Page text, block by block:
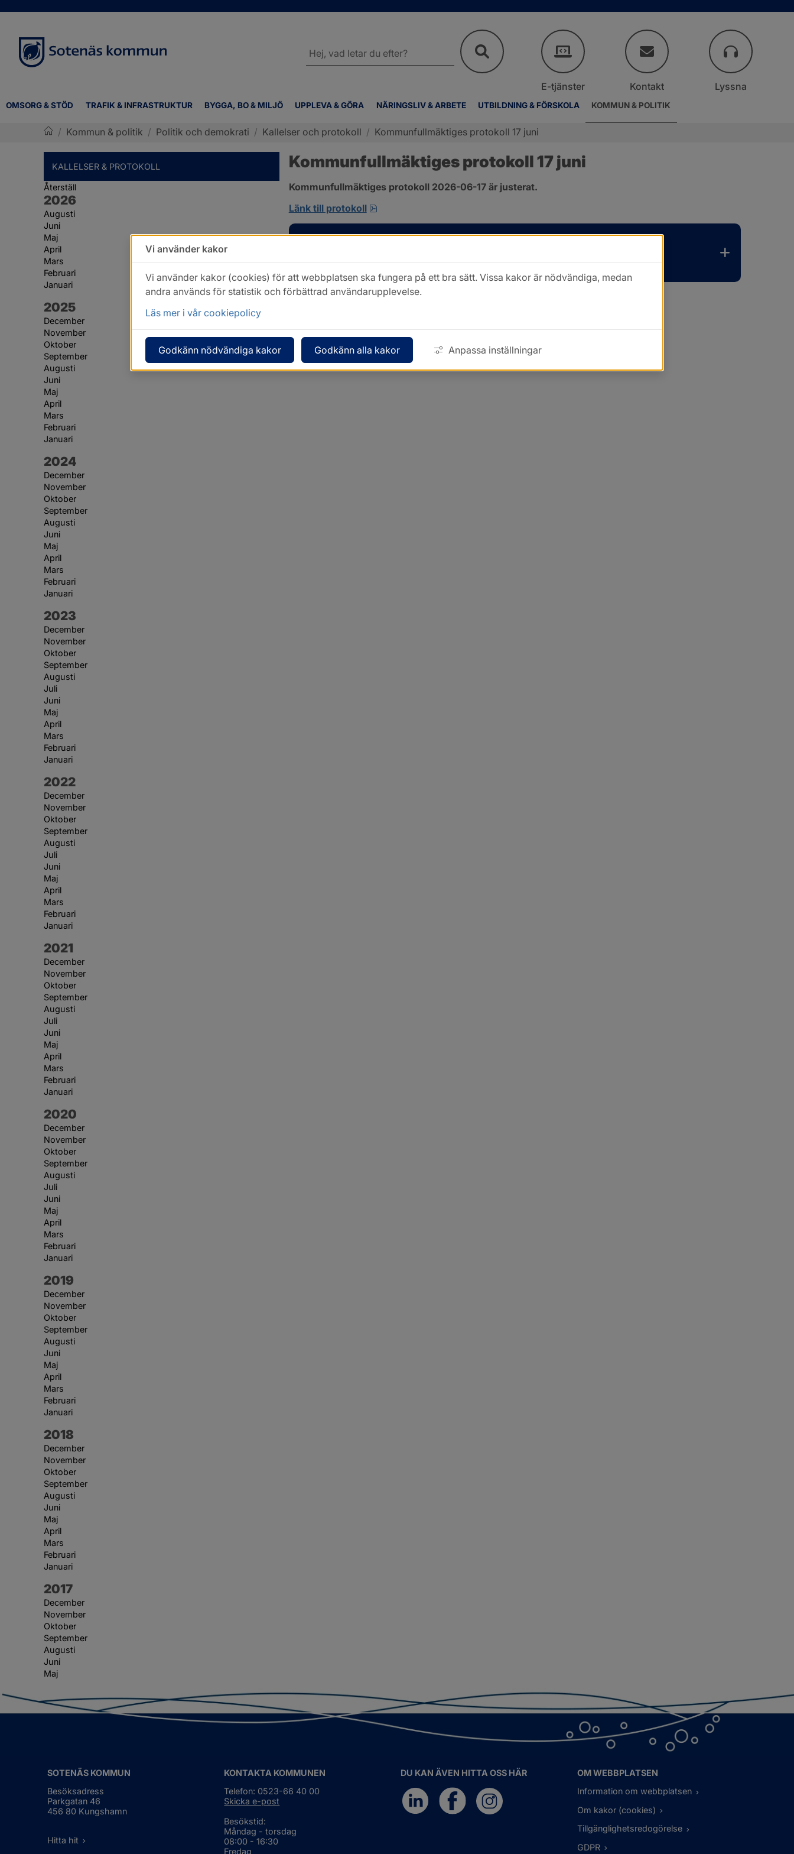
OMSORG & STÖD TRAFIK & INFRASTRUKTUR BYGGA, BO & MILJÖ UPPLEVA & GÖRA NÄRINGSLIV & ARBETE UTBILDNING & FÖRSKOLA KOMMUN & POLITIK
webbplatsen
E-tjänster Kontakt Lyssna
/ Kommun & politik / Politik och demokrati / Kallelser och protokoll / Kommunfullmäktiges protokoll 17 juni
KALLELSER & PROTOKOLL
Återställ
År:
2026
Augusti
Juni
Maj
April
Mars
Februari
Januari
År:
2025
December
November
Oktober
September
Augusti
Juni
Maj
April
Mars
Februari
Januari
År:
2024
December
November
Oktober
September
Augusti
Juni
Maj
April
Mars
Februari
Januari
År:
2023
December
November
Oktober
September
Augusti
Juli
Juni
Maj
April
Mars
Februari
Januari
År:
2022
December
November
Oktober
September
Augusti
Juli
Juni
Maj
April
Mars
Februari
Januari
År:
2021
December
November
Oktober
September
Augusti
Juli
Juni
Maj
April
Mars
Februari
Januari
År:
2020
December
November
Oktober
September
Augusti
Juli
Juni
Maj
April
Mars
Februari
Januari
År:
2019
December
November
Oktober
September
Augusti
Juni
Maj
April
Mars
Februari
Januari
År:
2018
December
November
Oktober
September
Augusti
Juni
Maj
April
Mars
Februari
Januari
År:
2017
December
November
Oktober
September
Augusti
Juni
Maj
Kommunfullmäktiges protokoll 17 juni
Kommunfullmäktiges protokoll 2026-06-17 är justerat.
Länk till protokoll
pdf, 1 MB, öppnas i nytt fönster.
SOTENÄS KOMMUN
Besöksadress
Parkgatan 46
456 80 Kungshamn
Hitta hit
KONTAKTA KOMMUNEN
Telefon: 0523-66 40 00
Skicka e-post
Besökstid:
Måndag - torsdag
08:00 - 16:30
Fredag
DU KAN ÄVEN HITTA OSS HÄR
OM WEBBPLATSEN
Information om webbplatsen
Om kakor (cookies)
Tillgänglighetsredogörelse
GDPR
Vi använder kakor
Vi använder kakor (cookies) för att webbplatsen ska fungera på ett bra sätt. Vissa kakor är nödvändiga, medan
andra används för statistik och förbättrad användarupplevelse.
Läs mer i vår cookiepolicy
Godkänn nödvändiga kakor Godkänn alla kakor Anpassa inställningar